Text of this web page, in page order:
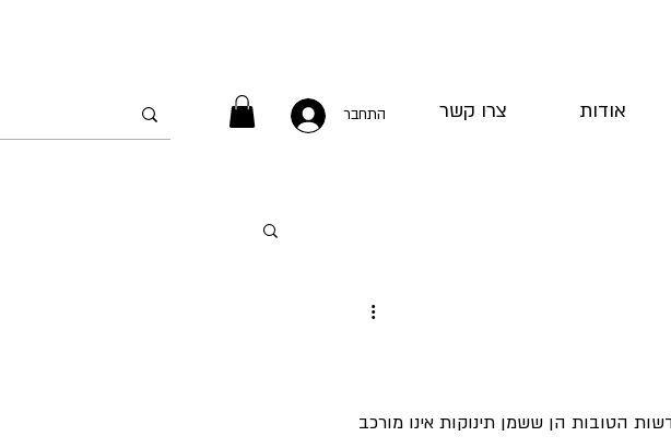
התחבר צרו קשר אודות
הטובות הן ששמן תינוקות אינו מורכב